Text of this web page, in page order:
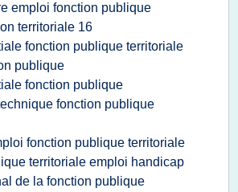
emploi fonction publique
territoriale 16
fonction publique territoriale
publique
fonction publique
fonction publique
fonction publique territoriale
territoriale emploi handicap
de la fonction publique